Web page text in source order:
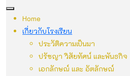
Home
เกี่ยวกับโรงเรียน
ประวัติความเป็นมา
ปรัชญา วิสัยทัศน์ และพันธกิจ
เอกลักษณ์ และ อัตลักษณ์